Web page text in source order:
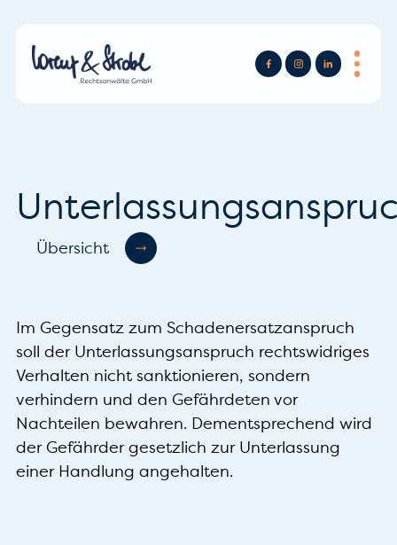
Übersicht
Im Gegensatz zum Schadenersatzanspruch
soll der Unterlassungsanspruch rechtswidriges
Verhalten nicht sanktionieren, sondern
verhindern und den Gefährdeten vor
Nachteilen bewahren. Dementsprechend wird
der Gefährder gesetzlich zur Unterlassung
einer Handlung angehalten.